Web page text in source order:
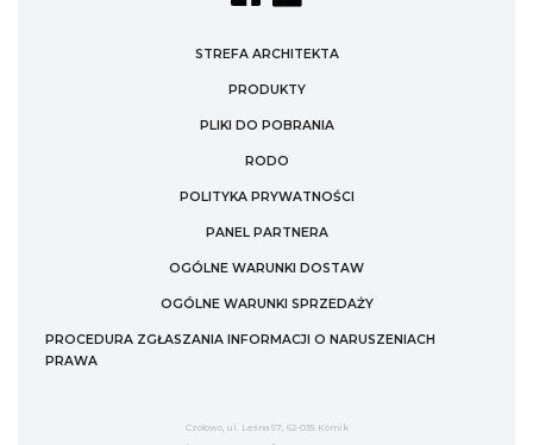
STREFA ARCHITEKTA
PRODUKTY
PLIKI DO POBRANIA
RODO
POLITYKA PRYWATNOŚCI
PANEL PARTNERA
OGÓLNE WARUNKI DOSTAW
OGÓLNE WARUNKI SPRZEDAŻY
PROCEDURA ZGŁASZANIA INFORMACJI O NARUSZENIACH
PRAWA
Czołowo, ul. Leśna 57, 62-035 Kórnik